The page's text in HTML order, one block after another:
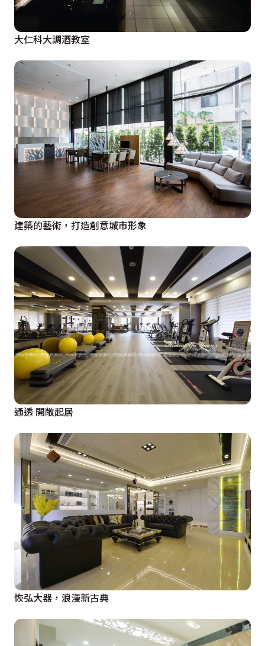
大仁科大調酒教室
建築的藝術，打造創意城市形象
通透 開敞起居
恢弘大器，浪漫新古典